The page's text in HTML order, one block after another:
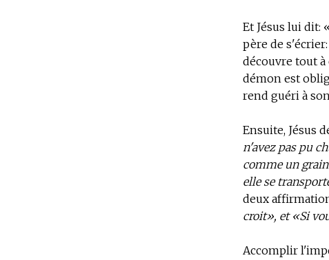
Et Jésus lui dit:
père de
découvre tout à
démon est
rend guéri à
Ensuite, Jésus
n'avez pas pu
comme un
elle se
deux
croit», et «Si
Accomplir